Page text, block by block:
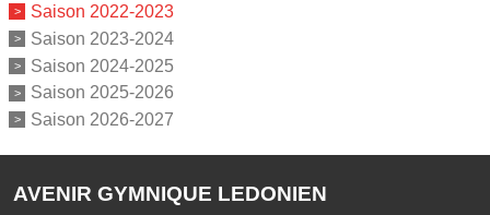
Saison 2022-2023
Saison 2023-2024
Saison 2024-2025
Saison 2025-2026
Saison 2026-2027
AVENIR GYMNIQUE LEDONIEN